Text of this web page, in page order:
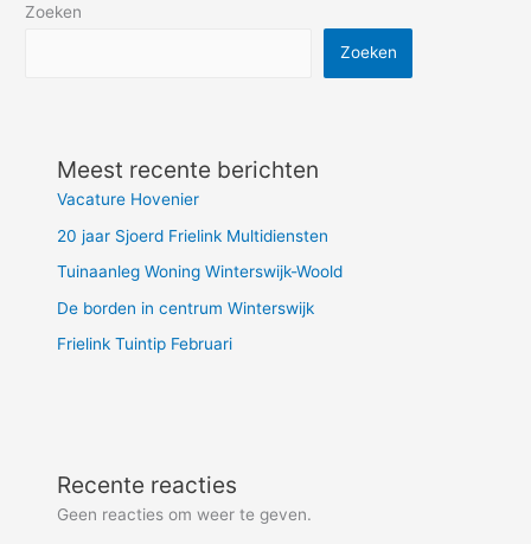
Zoeken
Zoeken
Meest recente berichten
Vacature Hovenier
20 jaar Sjoerd Frielink Multidiensten
Tuinaanleg Woning Winterswijk-Woold
De borden in centrum Winterswijk
Frielink Tuintip Februari
Recente reacties
Geen reacties om weer te geven.